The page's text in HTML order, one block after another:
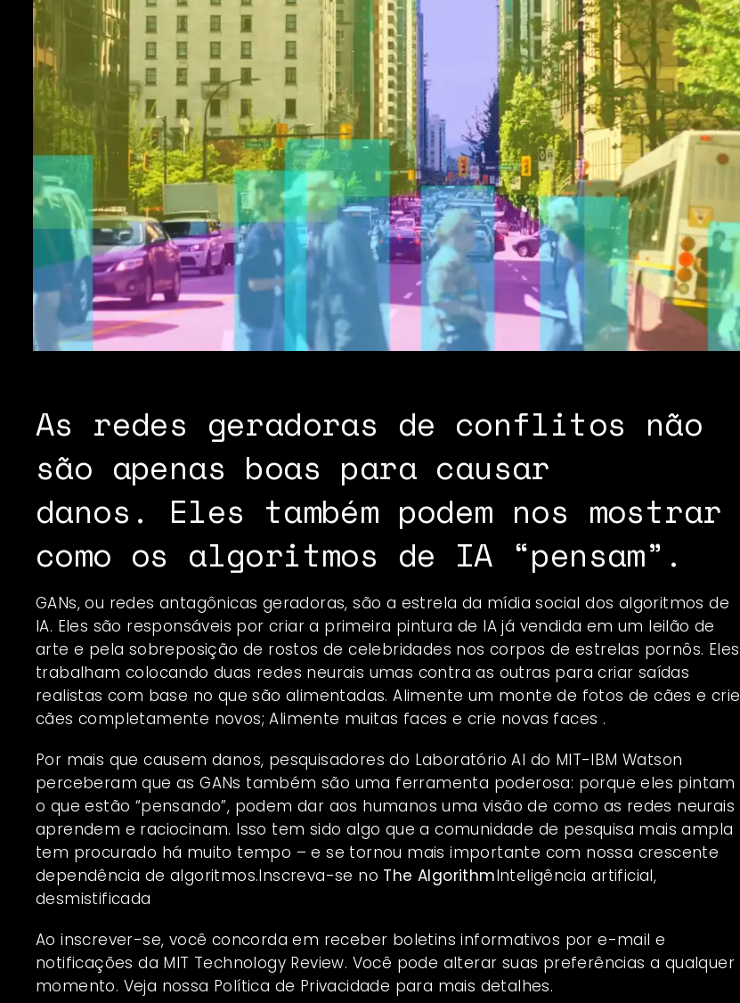
As redes geradoras de conflitos não
são apenas boas para causar
danos. Eles também podem nos mostrar
como os algoritmos de IA “pensam”.
GANs, ou redes antagônicas geradoras, são a estrela da mídia social dos algoritmos de
IA. Eles são responsáveis ​​por criar a primeira pintura de IA já vendida em um leilão de
arte e pela sobreposição de rostos de celebridades nos corpos de estrelas pornôs. Eles
trabalham colocando duas redes neurais umas contra as outras para criar saídas
realistas com base no que são alimentadas. Alimente um monte de fotos de cães e crie
cães completamente novos; Alimente muitas faces e crie novas faces .
Por mais que causem danos, pesquisadores do Laboratório AI do MIT-IBM Watson
perceberam que as GANs também são uma ferramenta poderosa: porque eles pintam
o que estão “pensando”, podem dar aos humanos uma visão de como as redes neurais
aprendem e raciocinam. Isso tem sido algo que a comunidade de pesquisa mais ampla
tem procurado há muito tempo – e se tornou mais importante com nossa crescente
dependência de algoritmos.Inscreva-se no The AlgorithmInteligência artificial,
desmistificada
Ao inscrever-se, você concorda em receber boletins informativos por e-mail e
notificações da MIT Technology Review. Você pode alterar suas preferências a qualquer
momento. Veja nossa Política de Privacidade para mais detalhes.